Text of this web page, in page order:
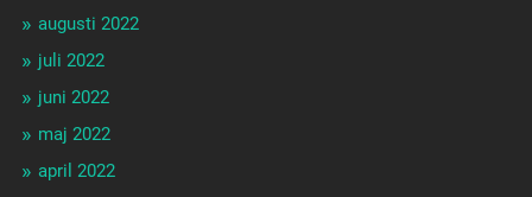
augusti 2022
juli 2022
juni 2022
maj 2022
april 2022